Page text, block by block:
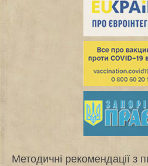
Методичні рекомендації з